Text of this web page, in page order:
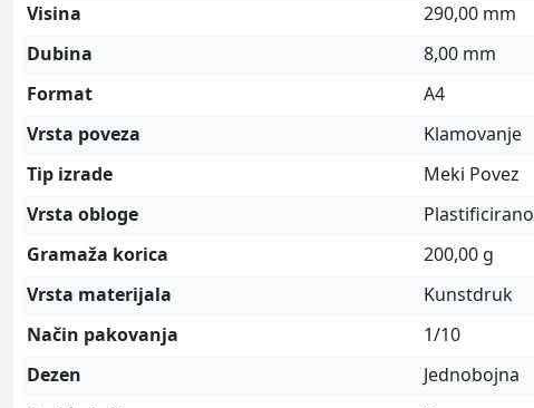
Visina
290,00 mm
Dubina
8,00 mm
Format
A4
Vrsta poveza
Klamovanje
Tip izrade
Meki Povez
Vrsta obloge
Plastificirano
Gramaža korica
200,00 g
Vrsta materijala
Kunstdruk
Način pakovanja
1/10
Dezen
Jednobojna